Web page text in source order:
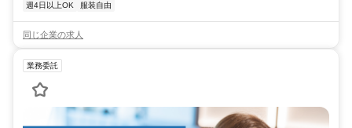
週4日以上OK
服装自由
同じ企業の求人
業務委託